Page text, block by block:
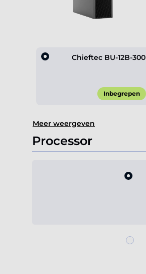
Chieftec BU-12B-300
Inbegrepen
1
of
1
Meer weergeven
Processor